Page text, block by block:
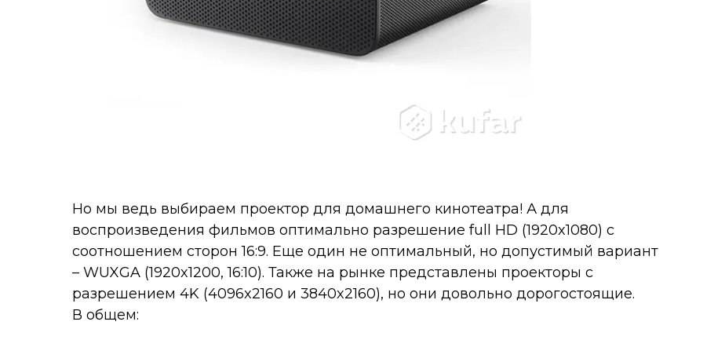
Но мы ведь выбираем проектор для домашнего кинотеатра! А для
воспроизведения фильмов оптимально разрешение full HD (1920x1080) с
соотношением сторон 16:9. Еще один не оптимальный, но допустимый вариант
– WUXGA (1920x1200, 16:10). Также на рынке представлены проекторы с
разрешением 4K (4096x2160 и 3840x2160), но они довольно дорогостоящие.
В общем: